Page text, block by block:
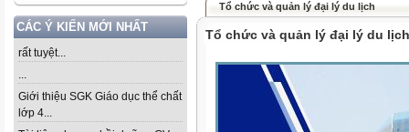
CÁC Ý KIẾN MỚI NHẤT
rất tuyệt...
...
Giới thiệu SGK Giáo dục thể chất
lớp 4...
Tổ chức và quản lý đại lý du lịch
Tổ chức và quản lý đại lý du lịch